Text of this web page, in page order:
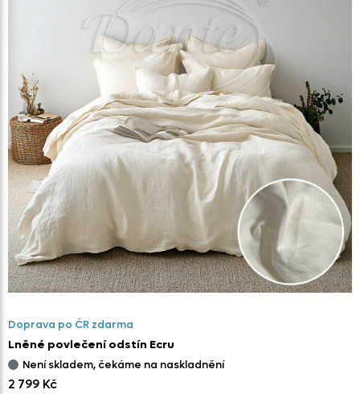
Doprava po ČR zdarma
Lněné povlečení odstín Ecru
Není skladem, čekáme na naskladnění
2 799 Kč